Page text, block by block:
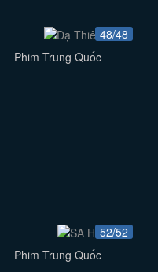
48/48
Phim Trung Quốc
52/52
Phim Trung Quốc